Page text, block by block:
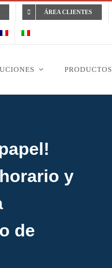
ÁREA CLIENTES
PRODUCTOS
y
de